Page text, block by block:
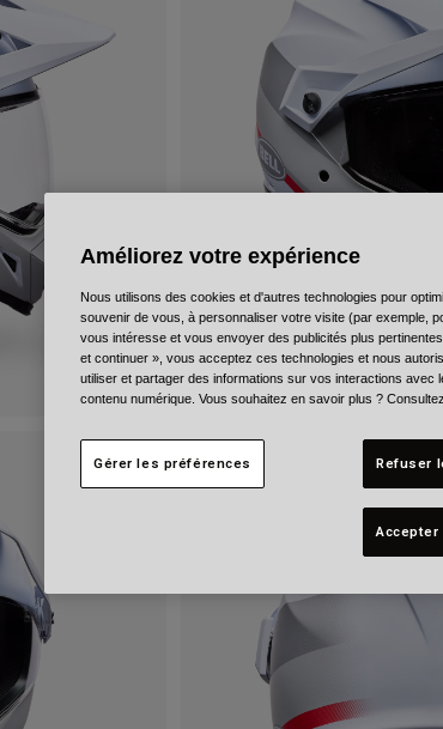
Améliorez votre expérience
Nous utilisons des cookies et d'autres technologies pour
souvenir de vous, à personnaliser votre visite (par exemple,
vous intéresse et vous envoyer des publicités plus
et continuer », vous acceptez ces technologies et nous
utiliser et partager des informations sur vos interactions
contenu numérique. Vous souhaitez en savoir plus ?
Gérer les préférences Refuser